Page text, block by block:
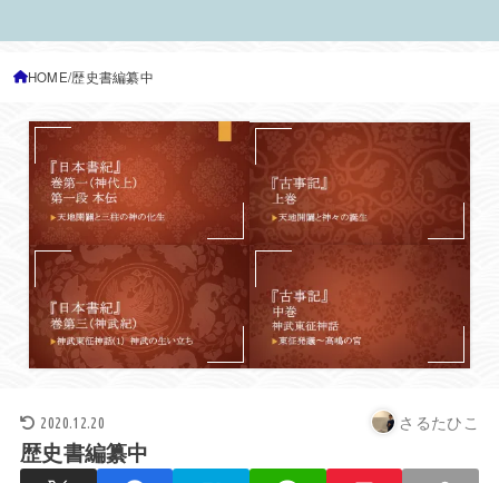
HOME 歴史書編纂中
2020.12.20 さるたひこ
歴史書編纂中